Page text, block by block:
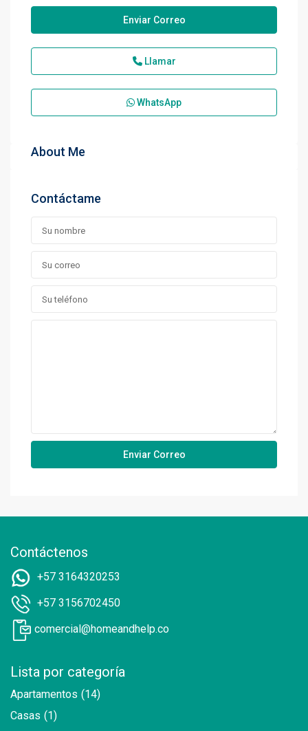
Enviar Correo
Llamar
WhatsApp
About Me
Contáctame
Contáctenos
+57 3164320253
+57 3156702450
comercial@homeandhelp.co
Lista por categoría
Apartamentos (14)
Casas (1)